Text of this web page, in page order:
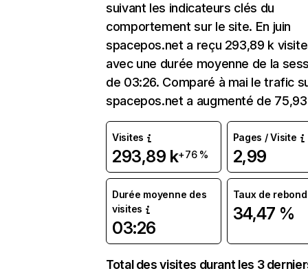
suivant les indicateurs clés du
comportement sur le site. En juin
spacepos.net a reçu 293,89 k
avec une durée moyenne de la
de 03:26. Comparé à mai le trafic
spacepos.net a augmenté de
Visites
293,89 k+76 %
Pages / Visite
2,99
Durée moyenne des
visites
03:26
Taux de rebond
34,47 %
Total des visites durant les 3